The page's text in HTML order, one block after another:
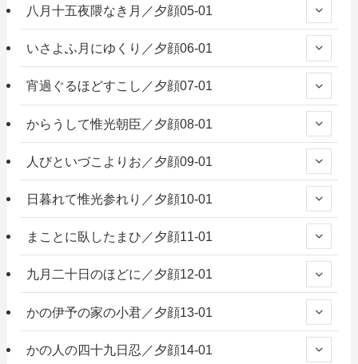
八月十五夜隈なき月／夕顔05-01
いさよふ月にゆくり／夕顔06-01
宵過ぐるほどすこし／夕顔07-01
からうして惟光朝臣／夕顔08-01
人びといづこよりお／夕顔09-01
日暮れて惟光参れり／夕顔10-01
まことに臥したまひ／夕顔11-01
九月二十日のほどに／夕顔12-01
かの伊予の家の小君／夕顔13-01
かの人の四十九日忍／夕顔14-01